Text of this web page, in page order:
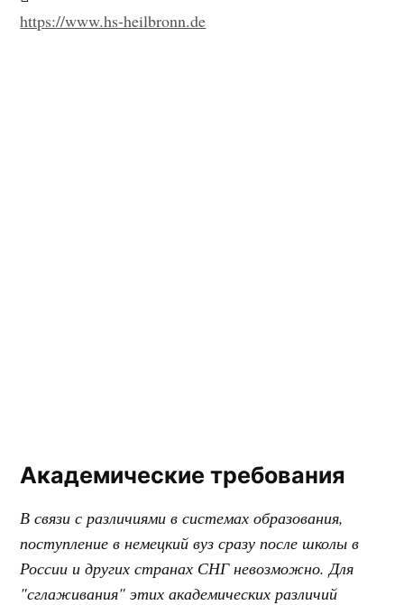
https://www.hs-heilbronn.de
Академические требования
В связи с различиями в системах образования,
поступление в немецкий вуз сразу после школы в
России и других странах СНГ невозможно. Для
"сглаживания" этих академических различий